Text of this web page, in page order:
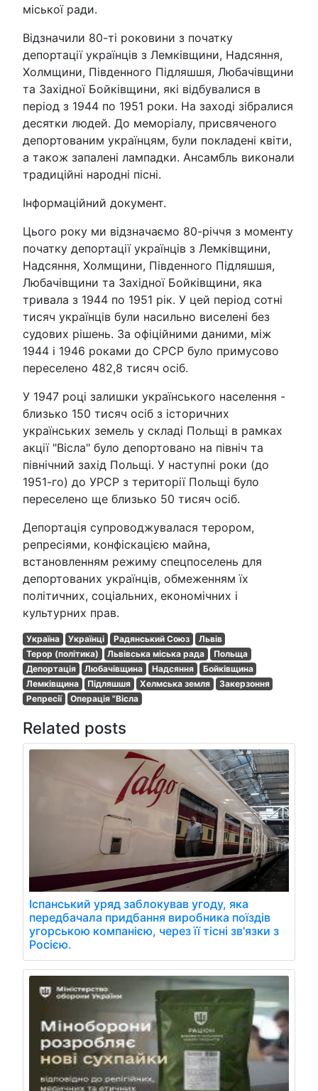
міської ради.
Відзначили 80-ті роковини з початку
депортації українців з Лемківщини, Надсяння,
Холмщини, Південного Підляшшя, Любачівщини
та Західної Бойківщини, які відбувалися в
період з 1944 по 1951 роки. На заході зібралися
десятки людей. До меморіалу, присвяченого
депортованим українцям, були покладені квіти,
а також запалені лампадки. Ансамбль виконали
традиційні народні пісні.
Інформаційний документ.
Цього року ми відзначаємо 80-річчя з моменту
початку депортації українців з Лемківщини,
Надсяння, Холмщини, Південного Підляшшя,
Любачівщини та Західної Бойківщини, яка
тривала з 1944 по 1951 рік. У цей період сотні
тисяч українців були насильно виселені без
судових рішень. За офіційними даними, між
1944 і 1946 роками до СРСР було примусово
переселено 482,8 тисяч осіб.
У 1947 році залишки українського населення -
близько 150 тисяч осіб з історичних
українських земель у складі Польщі в рамках
акції "Вісла" було депортовано на північ та
північний захід Польщі. У наступні роки (до
1951-го) до УРСР з території Польщі було
переселено ще близько 50 тисяч осіб.
Депортація супроводжувалася терором,
репресіями, конфіскацією майна,
встановленням режиму спецпоселень для
депортованих українців, обмеженням їх
політичних, соціальних, економічних і
культурних прав.
Україна Українці Радянський Союз
Львів
Терор (політика)
Львівська міська рада
Польща
Депортація
Любачівщина Надсяння
Бойківщина
Лемківщина
Підляшшя Хелмська земля
Закерзоння
Репресії
Операція "Вісла
Related posts
Іспанський уряд заблокував угоду, яка
передбачала придбання виробника поїздів
угорською компанією, через її тісні зв'язки з
Росією.